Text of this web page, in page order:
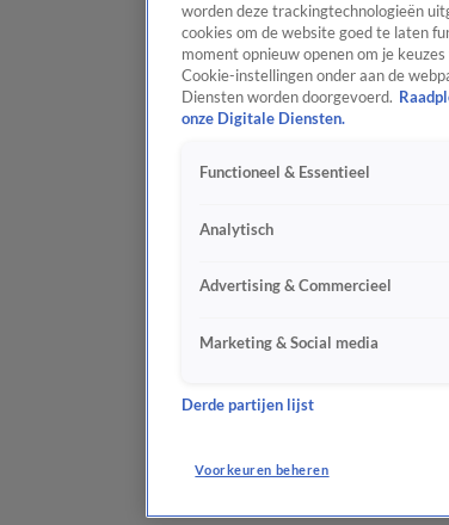
worden deze trackingtechnologieën
cookies om de website goed te laten
moment opnieuw openen om je
Cookie-instellingen onder aan de
Diensten worden doorgevoerd.
onze Digitale Diensten.
Functioneel & Essentieel
Analytisch
Advertising & Commercieel
Marketing & Social media
Derde partijen lijst
Voorkeuren beheren